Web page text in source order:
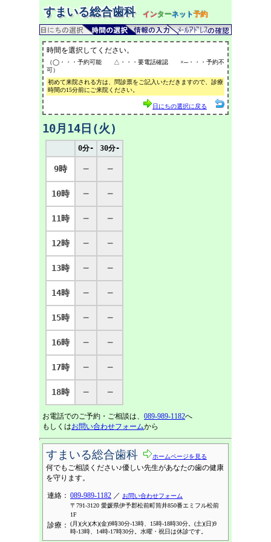
すまいる総合歯科 インターネット予約
時間を選択してください。
（◯・・・予約可能 △・・・要電話確認 ×─・・・予約不
可）
初めて来院される方は、問診票をご記入いただきますので、診療
時間の15分前にご来院ください。
日にちの選択に戻る
10月14日(火)
0分- 30分-
9時 ─ ─
10時 ─ ─
11時 ─ ─
12時 ─ ─
13時 ─ ─
14時 ─ ─
15時 ─ ─
16時 ─ ─
17時 ─ ─
18時 ─ ─
お電話でのご予約・ご相談は、 089-989-1182へ
もしくはお問い合わせフォームから
すまいる総合歯科 ホームページを見る
何でもご相談ください♪優しい先生があなたの歯の健康
を守ります。
連絡： 089-989-1182 ／ お問い合わせフォーム
〒791-3120 愛媛県伊予郡松前町筒井850番エミフル松前
1F
診療：
(月)(火)(木)(金)9時30分-13時、15時-18時30分。(土)(日)9
時-13時、14時-17時30分。水曜・祝日は休診です。